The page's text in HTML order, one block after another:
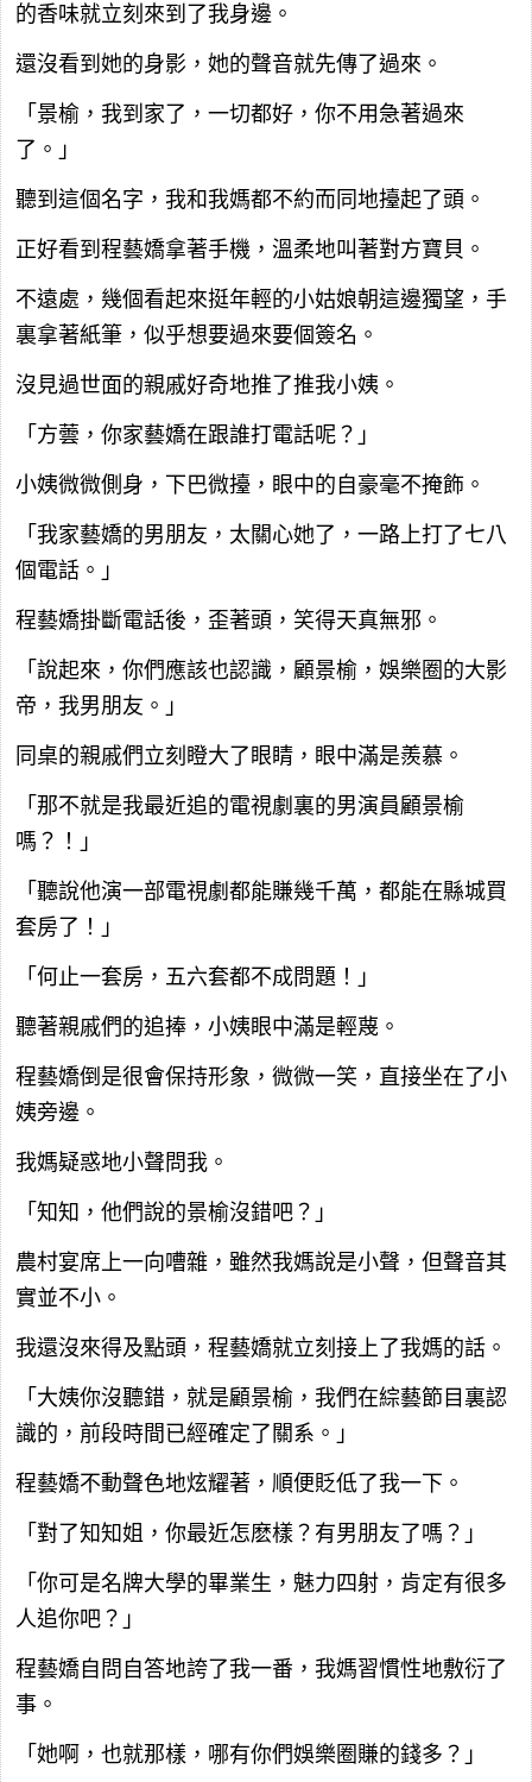
的香味就立刻來到了我身邊。
還沒看到她的身影，她的聲音就先傳了過來。
「景榆，我到家了，一切都好，你不用急著過來
了。」
聽到這個名字，我和我媽都不約而同地擡起了頭。
正好看到程藝嬌拿著手機，溫柔地叫著對方寶貝。
不遠處，幾個看起來挺年輕的小姑娘朝這邊獨望，手
裏拿著紙筆，似乎想要過來要個簽名。
沒見過世面的親戚好奇地推了推我小姨。
「方蕓，你家藝嬌在跟誰打電話呢？」
小姨微微側身，下巴微擡，眼中的自豪毫不掩飾。
「我家藝嬌的男朋友，太關心她了，一路上打了七八
個電話。」
程藝嬌掛斷電話後，歪著頭，笑得天真無邪。
「說起來，你們應該也認識，顧景榆，娛樂圈的大影
帝，我男朋友。」
同桌的親戚們立刻瞪大了眼睛，眼中滿是羨慕。
「那不就是我最近追的電視劇裏的男演員顧景榆
嗎？！」
「聽說他演一部電視劇都能賺幾千萬，都能在縣城買
套房了！」
「何止一套房，五六套都不成問題！」
聽著親戚們的追捧，小姨眼中滿是輕蔑。
程藝嬌倒是很會保持形象，微微一笑，直接坐在了小
姨旁邊。
我媽疑惑地小聲問我。
「知知，他們說的景榆沒錯吧？」
農村宴席上一向嘈雜，雖然我媽說是小聲，但聲音其
實並不小。
我還沒來得及點頭，程藝嬌就立刻接上了我媽的話。
「大姨你沒聽錯，就是顧景榆，我們在綜藝節目裏認
識的，前段時間已經確定了關系。」
程藝嬌不動聲色地炫耀著，順便貶低了我一下。
「對了知知姐，你最近怎麽樣？有男朋友了嗎？」
「你可是名牌大學的畢業生，魅力四射，肯定有很多
人追你吧？」
程藝嬌自問自答地誇了我一番，我媽習慣性地敷衍了
事。
「她啊，也就那樣，哪有你們娛樂圈賺的錢多？」